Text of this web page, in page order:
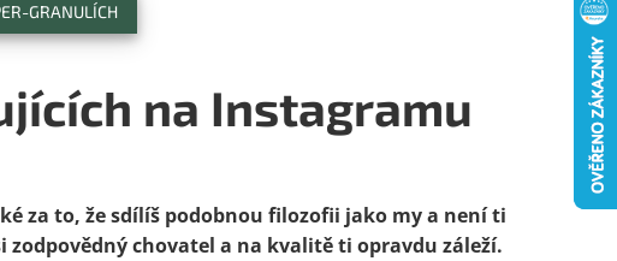
GRANULÍCH
na Instagramu
za to, že sdílíš podobnou filozofii jako my a není ti
chovatel a na kvalitě ti opravdu záleží.